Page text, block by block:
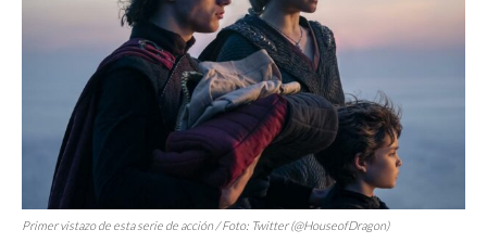
Primer vistazo de esta serie de acción / Foto: Twitter (@HouseofDragon)